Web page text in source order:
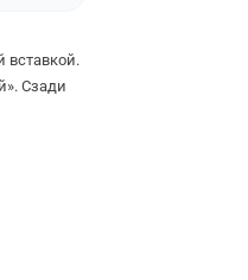
вставкой.
Сзади